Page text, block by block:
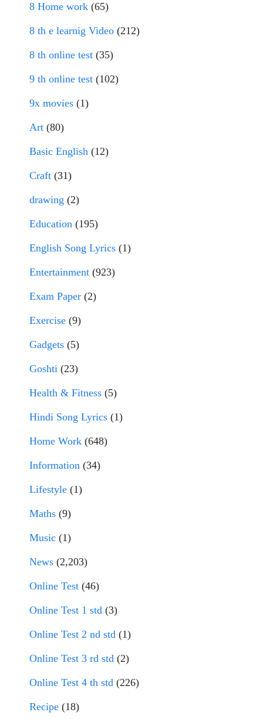
8 Home work (65)
8 th e learnig Video (212)
8 th online test (35)
9 th online test (102)
9x movies (1)
Art (80)
Basic English (12)
Craft (31)
drawing (2)
Education (195)
English Song Lyrics (1)
Entertainment (923)
Exam Paper (2)
Exercise (9)
Gadgets (5)
Goshti (23)
Health & Fitness (5)
Hindi Song Lyrics (1)
Home Work (648)
Information (34)
Lifestyle (1)
Maths (9)
Music (1)
News (2,203)
Online Test (46)
Online Test 1 std (3)
Online Test 2 nd std (1)
Online Test 3 rd std (2)
Online Test 4 th std (226)
Recipe (18)